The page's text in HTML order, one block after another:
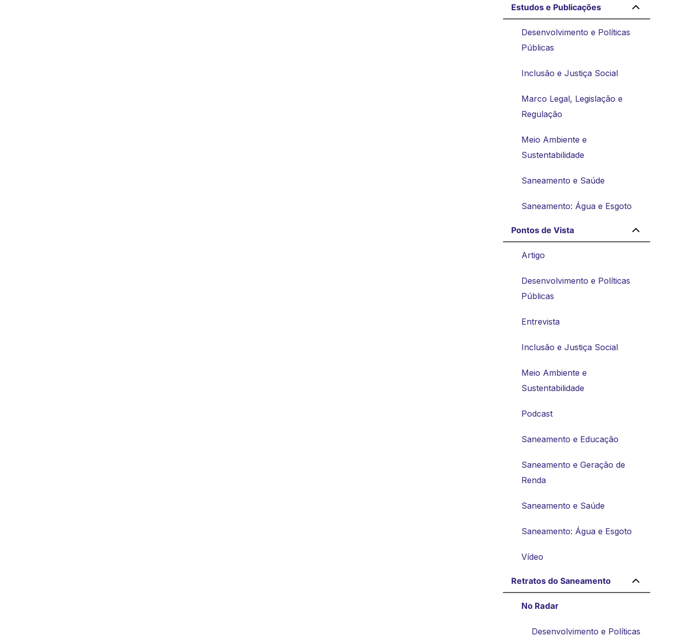
Estudos e Publicações
Desenvolvimento e Políticas
Públicas
Inclusão e Justiça Social
Marco Legal, Legislação e
Regulação
Meio Ambiente e
Sustentabilidade
Saneamento e Saúde
Saneamento: Água e Esgoto
Pontos de Vista
Artigo
Desenvolvimento e Políticas
Públicas
Entrevista
Inclusão e Justiça Social
Meio Ambiente e
Sustentabilidade
Podcast
Saneamento e Educação
Saneamento e Geração de
Renda
Saneamento e Saúde
Saneamento: Água e Esgoto
Vídeo
Retratos do Saneamento
No Radar
Desenvolvimento e Políticas